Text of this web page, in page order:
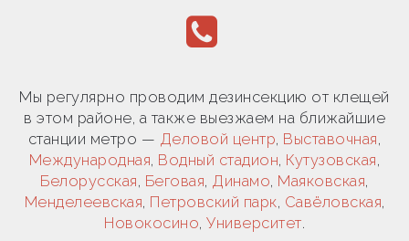
Мы регулярно проводим дезинсекцию от клещей
в этом районе, а также выезжаем на ближайшие
станции метро — Деловой центр, Выставочная,
Международная, Водный стадион, Кутузовская,
Белорусская, Беговая, Динамо, Маяковская,
Менделеевская, Петровский парк, Савёловская,
Новокосино, Университет.